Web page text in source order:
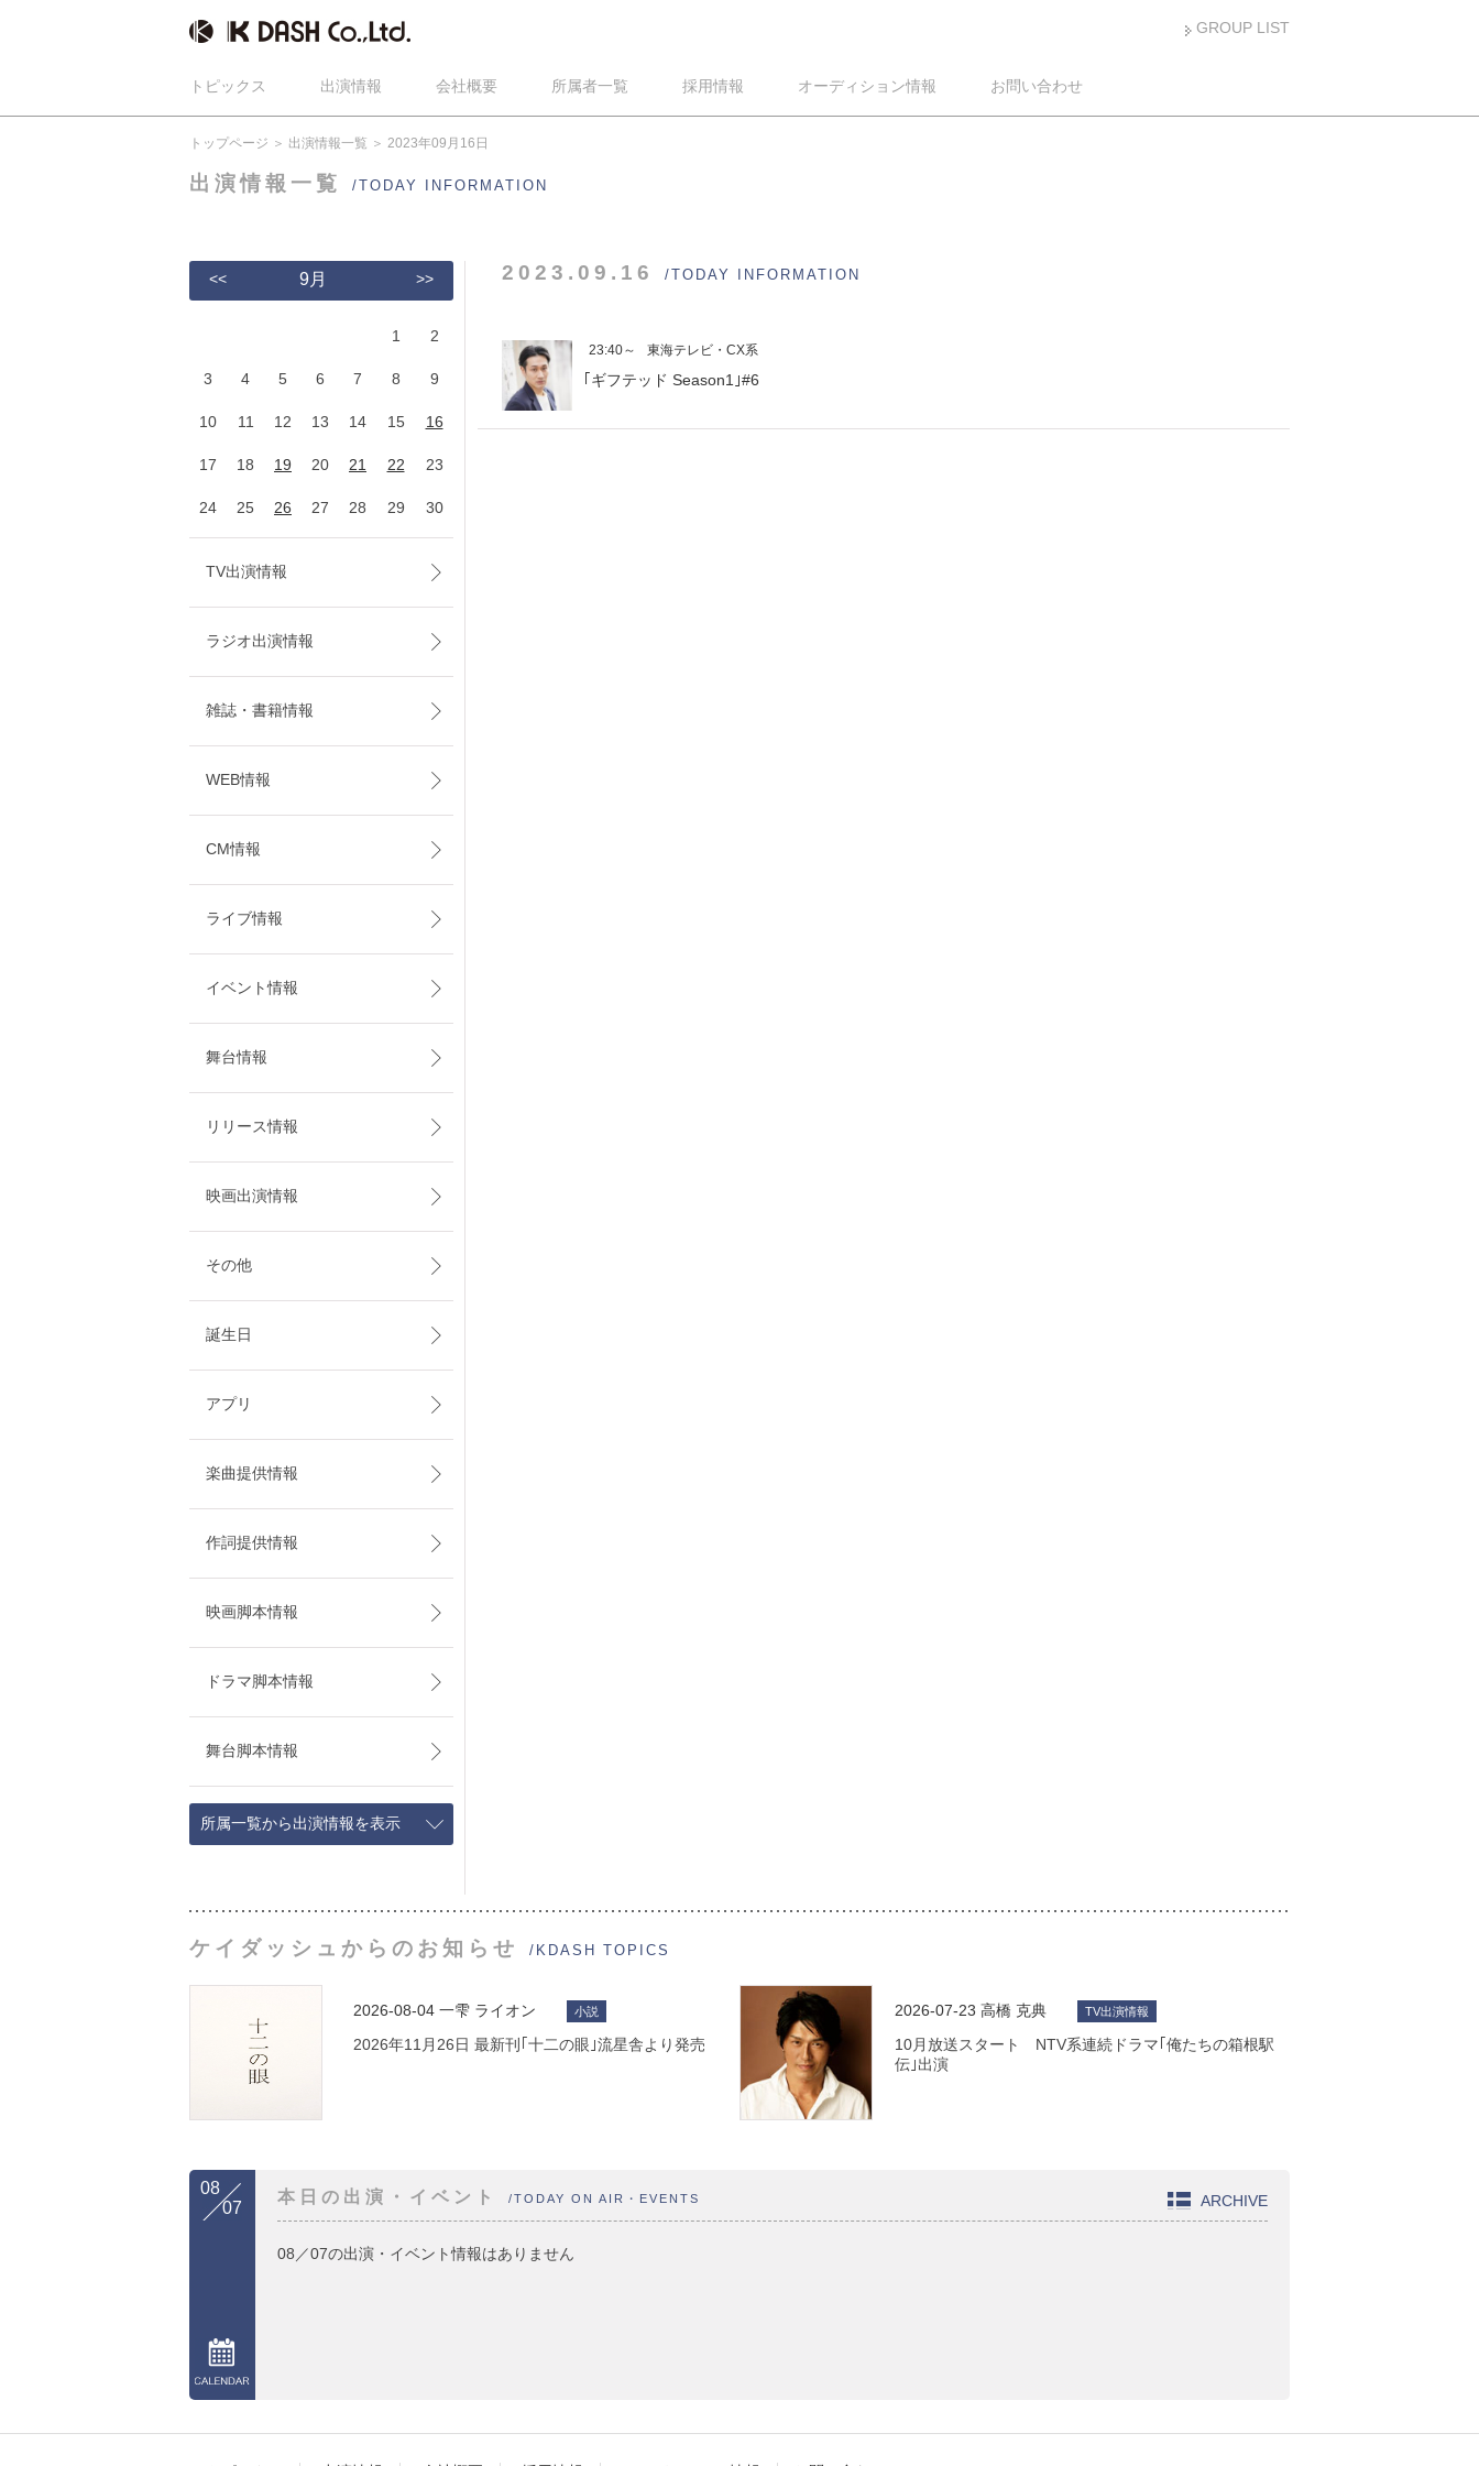
GROUP LIST
トピックス 出演情報 会社概要 所属者一覧 採用情報 オーディション情報 お問い合わせ
トップページ 出演情報一覧 2023年09月16日
出演情報一覧 /TODAY INFORMATION
2023.09.16 /TODAY INFORMATION
23:40～ 東海テレビ・CX系
｢ギフテッド Season1｣#6
<< 9月 >>
1 2
3 4 5 6 7 8 9
10 11 12 13 14 15 16
17 18 19 20 21 22 23
24 25 26 27 28 29 30
TV出演情報
ラジオ出演情報
雑誌・書籍情報
WEB情報
CM情報
ライブ情報
イベント情報
舞台情報
リリース情報
映画出演情報
その他
誕生日
アプリ
楽曲提供情報
作詞提供情報
映画脚本情報
ドラマ脚本情報
舞台脚本情報
所属一覧から出演情報を表示
ケイダッシュからのお知らせ /KDASH TOPICS
2026-08-04 一雫 ライオン 小説
2026年11月26日 最新刊｢十二の眼｣流星舎より発売
2026-07-23 高橋 克典 TV出演情報
10月放送スタート NTV系連続ドラマ｢俺たちの箱根駅
伝｣出演
08
07
本日の出演・イベント /TODAY ON AIR・EVENTS
08／07の出演・イベント情報はありません
ARCHIVE